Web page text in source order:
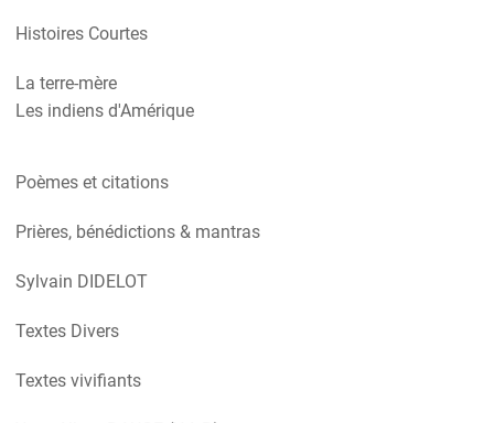
Histoires Courtes
La terre-mère
Les indiens d'Amérique
Poèmes et citations
Prières, bénédictions & mantras
Sylvain DIDELOT
Textes Divers
Textes vivifiants